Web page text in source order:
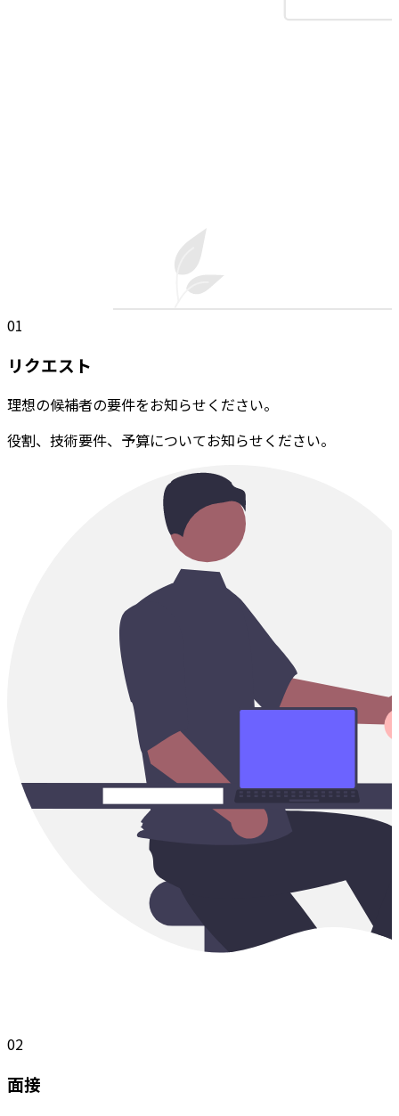
01
リクエスト
理想の候補者の要件をお知らせください。
役割、技術要件、予算についてお知らせください。
02
面接